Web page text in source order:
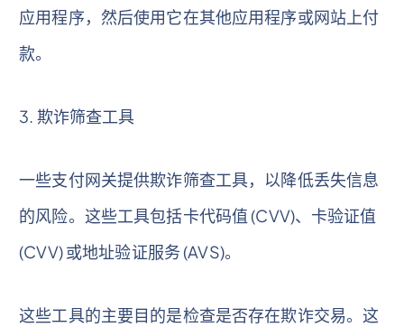
应用程序，然后使用它在其他应用程序或网站上付
款。
3. 欺诈筛查工具
一些支付网关提供欺诈筛查工具，以降低丢失信息
的风险。这些工具包括卡代码值 (CVV)、卡验证值
(CVV) 或地址验证服务 (AVS)。
这些工具的主要目的是检查是否存在欺诈交易。这